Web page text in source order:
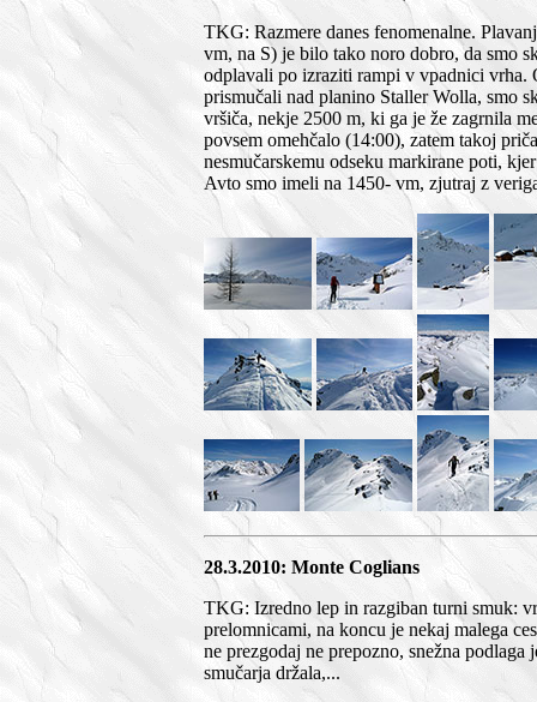
TKG: Razmere danes fenomenalne.
vm, na S) je bilo tako noro dobro, da smo
odplavali po izraziti rampi v vpadnici vrha.
prismučali nad planino Staller Wolla, smo
vršiča, nekje 2500 m, ki ga je že zagrnila
povsem omehčalo (14:00), zatem takoj
nesmučarskemu odseku markirane poti,
Avto smo imeli na 1450- vm, zjutraj z
28.3.2010: Monte Coglians
TKG: Izredno lep in razgiban turni smuk:
prelomnicami, na koncu je nekaj malega
ne prezgodaj ne prepozno, snežna
smučarja držala,...